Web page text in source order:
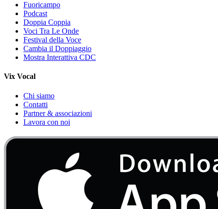
Fuoricampo
Podcast
Doppia Coppia
Voci Tra Le Onde
Festival della Voce
Cambia il Doppiaggio
Mostra Interattiva CDC
Vix Vocal
Chi siamo
Contatti
Partner & associazioni
Lavora con noi